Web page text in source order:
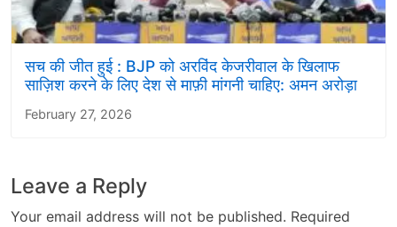
सच की जीत हुई : BJP को अरविंद केजरीवाल के खिलाफ
साज़िश करने के लिए देश से माफ़ी मांगनी चाहिए: अमन अरोड़ा
February 27, 2026
Leave a Reply
Your email address will not be published. Required